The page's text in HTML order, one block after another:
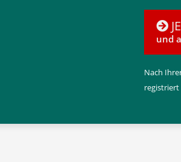
und
Nach
registriert